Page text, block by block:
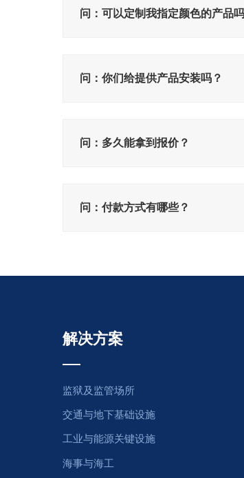
问：可以定制我指定颜色的产品
问：你们给提供产品安装吗？
问：多久能拿到报价？
问：付款方式有哪些？
解决方案
监狱及监管场所
交通与地下基础设施
工业与能源关键设施
海事与海工